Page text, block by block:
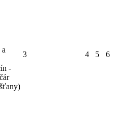
-
3 4 5 6